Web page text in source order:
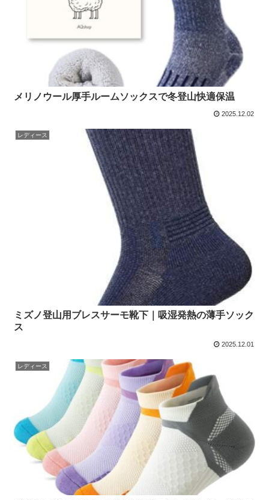
メリノウール厚手ルームソックスで冬登山快適保温
2025.12.02
レディース
ミズノ登山用ブレスサーモ靴下｜吸湿発熱の薄手ソック
ス
2025.12.01
レディース